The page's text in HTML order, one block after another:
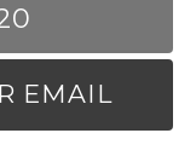
EMAIL